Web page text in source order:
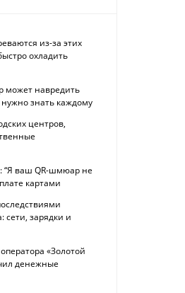
из-за этих
охладить
может навредить
знать каждому
центров,
“Я ваш QR-шмюар не
картами
сети, зарядки и
«Золотой
денежные